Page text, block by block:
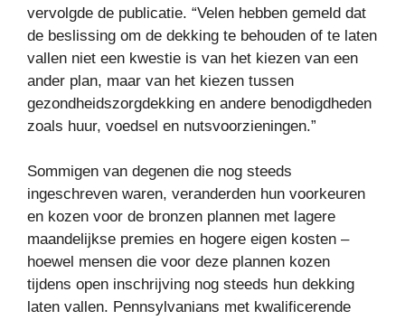
vervolgde de publicatie. “Velen hebben gemeld dat
de beslissing om de dekking te behouden of te laten
vallen niet een kwestie is van het kiezen van een
ander plan, maar van het kiezen tussen
gezondheidszorgdekking en andere benodigdheden
zoals huur, voedsel en nutsvoorzieningen.”
Sommigen van degenen die nog steeds
ingeschreven waren, veranderden hun voorkeuren
en kozen voor de bronzen plannen met lagere
maandelijkse premies en hogere eigen kosten –
hoewel mensen die voor deze plannen kozen
tijdens open inschrijving nog steeds hun dekking
laten vallen. Pennsylvanians met kwalificerende